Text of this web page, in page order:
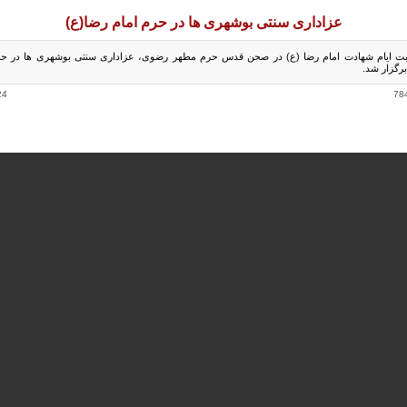
عزاداری سنتی بوشهری ها در حرم امام رضا(ع)
ایام شهادت امام رضا (ع) در صحن قدس حرم مطهر رضوی، عزاداری سنتی بوشهری ها در
شد.